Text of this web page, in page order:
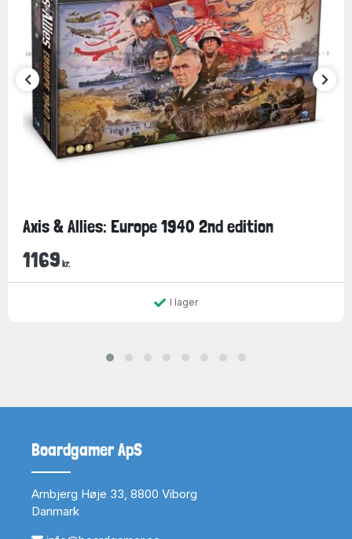
Axis & Allies: Europe 1940 2nd edition
1169 kr.
I lager
Boardgamer ApS
Arnbjerg Høje 33, 8800 Viborg
Danmark